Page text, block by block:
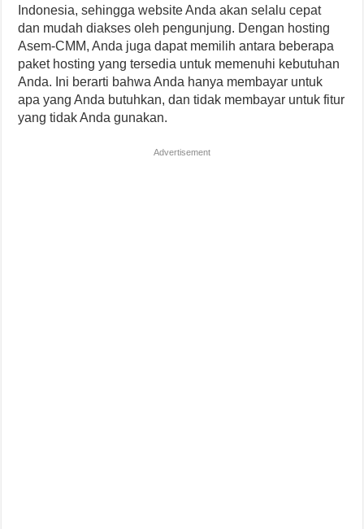
Indonesia, sehingga website Anda akan selalu cepat
dan mudah diakses oleh pengunjung. Dengan hosting
Asem-CMM, Anda juga dapat memilih antara beberapa
paket hosting yang tersedia untuk memenuhi kebutuhan
Anda. Ini berarti bahwa Anda hanya membayar untuk
apa yang Anda butuhkan, dan tidak membayar untuk fitur
yang tidak Anda gunakan.
Advertisement